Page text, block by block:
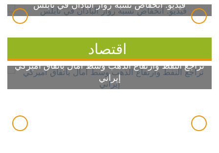
فيديو: انخفاض نسبة زوار الباذان في نابلس
اقتصاد
تراجع النفط وارتفاع الذهب وسط آمال باتفاق أميركي
إيراني